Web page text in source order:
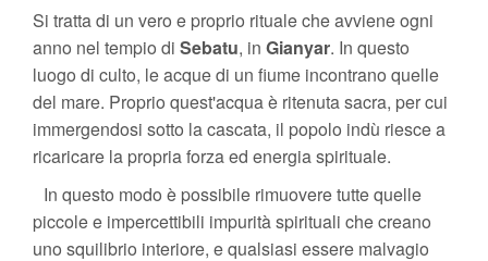
Si tratta di un vero e proprio rituale che avviene ogni
anno nel tempio di Sebatu, in Gianyar. In questo
luogo di culto, le acque di un fiume incontrano quelle
del mare. Proprio quest'acqua è ritenuta sacra, per cui
immergendosi sotto la cascata, il popolo indù riesce a
ricaricare la propria forza ed energia spirituale.
In questo modo è possibile rimuovere tutte quelle
piccole e impercettibili impurità spirituali che creano
uno squilibrio interiore, e qualsiasi essere malvagio